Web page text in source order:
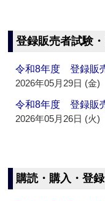
登録販売者試験
令和8年度 登録販
2026年05月29日 (金)
令和8年度 登録販
2026年05月26日 (火)
購読・購入・登録